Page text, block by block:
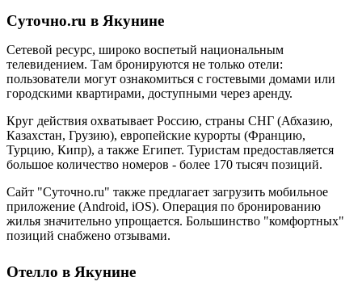
Суточно.ru в Якунине
Сетевой ресурс, широко воспетый национальным
телевидением. Там бронируются не только отели:
пользователи могут ознакомиться с гостевыми домами или
городскими квартирами, доступными через аренду.
Круг действия охватывает Россию, страны СНГ (Абхазию,
Казахстан, Грузию), европейские курорты (Францию,
Турцию, Кипр), а также Египет. Туристам предоставляется
большое количество номеров - более 170 тысяч позиций.
Сайт "Суточно.ru" также предлагает загрузить мобильное
приложение (Android, iOS). Операция по бронированию
жилья значительно упрощается. Большинство "комфортных"
позиций снабжено отзывами.
Отелло в Якунине